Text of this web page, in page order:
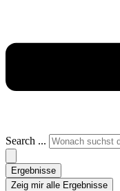
Search ...
Ergebnisse
Zeig mir alle Ergebnisse